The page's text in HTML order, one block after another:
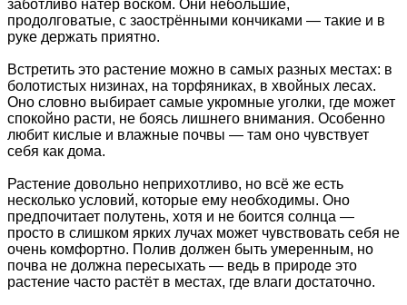
заботливо натёр воском. Они небольшие,
продолговатые, с заострёнными кончиками — такие и в
руке держать приятно.
Встретить это растение можно в самых разных местах: в
болотистых низинах, на торфяниках, в хвойных лесах.
Оно словно выбирает самые укромные уголки, где может
спокойно расти, не боясь лишнего внимания. Особенно
любит кислые и влажные почвы — там оно чувствует
себя как дома.
Растение довольно неприхотливо, но всё же есть
несколько условий, которые ему необходимы. Оно
предпочитает полутень, хотя и не боится солнца —
просто в слишком ярких лучах может чувствовать себя не
очень комфортно. Полив должен быть умеренным, но
почва не должна пересыхать — ведь в природе это
растение часто растёт в местах, где влаги достаточно.